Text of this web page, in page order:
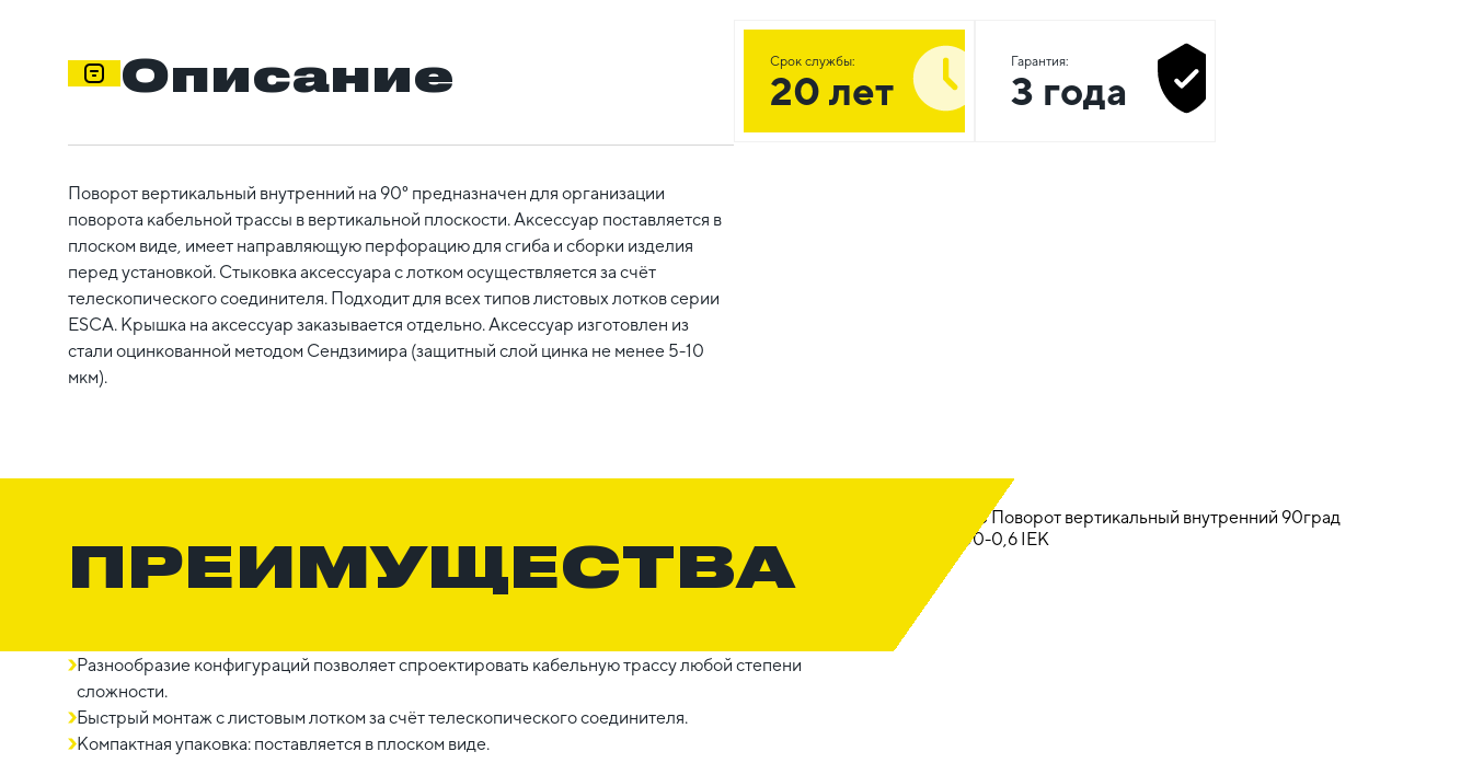
Описание
Поворот вертикальный внутренний на 90° предназначен для организации
поворота кабельной трассы в вертикальной плоскости. Аксессуар поставляется в
плоском виде, имеет направляющую перфорацию для сгиба и сборки изделия
перед установкой. Стыковка аксессуара с лотком осуществляется за счёт
телескопического соединителя. Подходит для всех типов листовых лотков серии
ESCA. Крышка на аксессуар заказывается отдельно. Аксессуар изготовлен из
стали оцинкованной методом Сендзимира (защитный слой цинка не менее 5-10
мкм).
Срок службы:
20 лет
Гарантия:
3 года
ПРЕИМУЩЕСТВА
Разнообразие конфигураций позволяет спроектировать кабельную трассу любой степени
сложности.
Быстрый монтаж с листовым лотком за счёт телескопического соединителя.
Компактная упаковка: поставляется в плоском виде.